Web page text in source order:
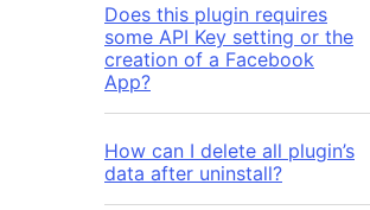
Does this plugin requires
some API Key setting or the
creation of a Facebook
App?
How can I delete all plugin’s
data after uninstall?